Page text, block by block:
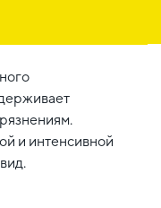
и интенсивной